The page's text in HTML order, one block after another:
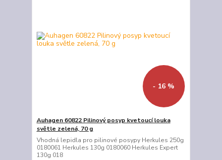
- 16 %
Auhagen 60822 Pilinový posyp kvetoucí louka
světle zelená, 70 g
Vhodná lepidla pro pilinové posypy Herkules 250g
0180061 Herkules 130g 0180060 Herkules Expert
130g 018